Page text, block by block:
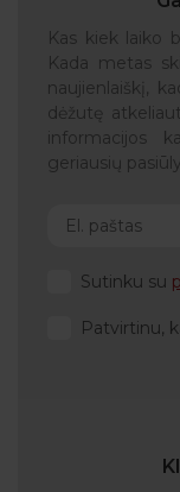
Kas kiek laiko
Kada metas
naujienlaiškį,
dėžutę
informacijos
geriausių
Sutinku su
Patvirtinu,